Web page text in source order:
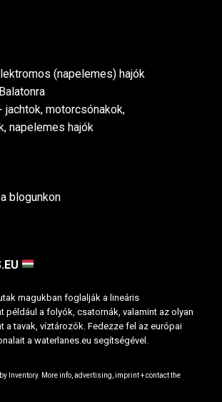
(napelemes) hajók
- jachtok, motorcsónakok,
napelemes hajók
blogunkon
magukban foglalják a lineáris
például a folyók, csatornák, valamint az olyan
a tavak, víztározók. Fedezze fel az európai
a waterlanes.eu segítségével.
Inventory. More info, advertising, imprint + contact the